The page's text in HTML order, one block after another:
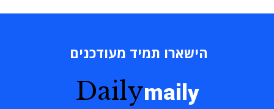
הישארו תמיד מעודכנים
Dailymaily